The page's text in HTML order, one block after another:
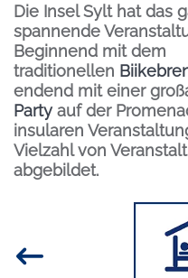
Einleitung
Die Insel Sylt hat das
spannende
Beginnend mit dem
traditionellen
endend mit einer
Partyauf der
insularen
Vielzahl von
abgebildet.
Bild